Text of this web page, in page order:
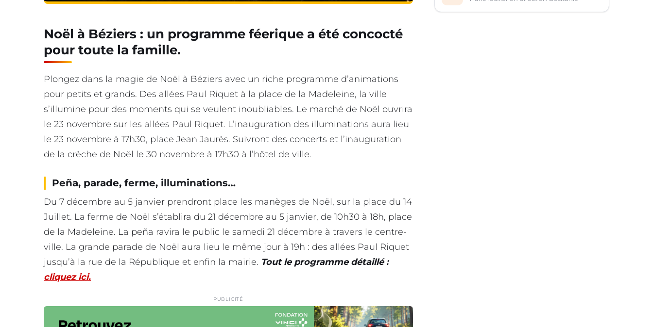
Noël à Béziers : un programme féerique a été concocté
pour toute la famille.
Plongez dans la magie de Noël à Béziers avec un riche programme d’animations
pour petits et grands. Des allées Paul Riquet à la place de la Madeleine, la ville
s’illumine pour des moments qui se veulent inoubliables. Le marché de Noël ouvrira
le 23 novembre sur les allées Paul Riquet. L’inauguration des illuminations aura lieu
le 23 novembre à 17h30, place Jean Jaurès. Suivront des concerts et l’inauguration
de la crèche de Noël le 30 novembre à 17h30 à l’hôtel de ville.
Peña, parade, ferme, illuminations…
Du 7 décembre au 5 janvier prendront place les manèges de Noël, sur la place du 14
Juillet. La ferme de Noël s’établira du 21 décembre au 5 janvier, de 10h30 à 18h, place
de la Madeleine. La peña ravira le public le samedi 21 décembre à travers le centre-
ville. La grande parade de Noël aura lieu le même jour à 19h : des allées Paul Riquet
jusqu’à la rue de la République et enfin la mairie. Tout le programme détaillé :
cliquez ici.
PUBLICITÉ